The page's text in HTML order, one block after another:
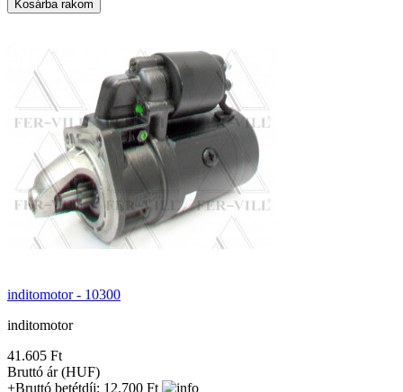
inditomotor - 10300
inditomotor
41.605 Ft
Bruttó ár (HUF)
+Bruttó betétdíj: 12.700 Ft